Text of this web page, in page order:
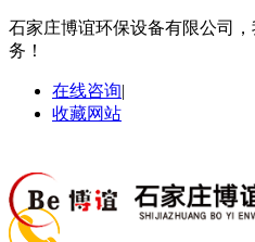
石家庄博谊环保设备有限公司
务！
在线咨询|
收藏网站